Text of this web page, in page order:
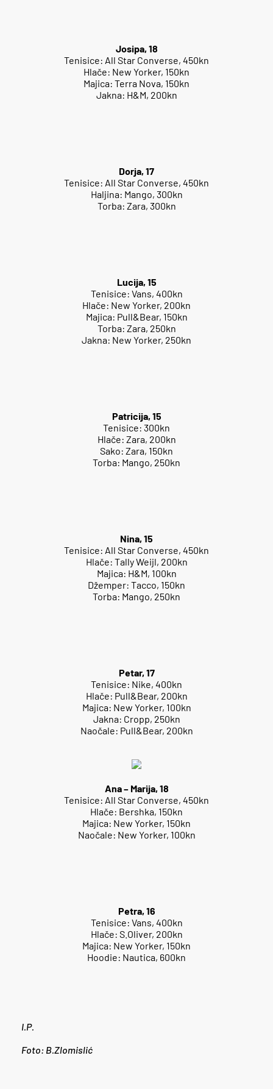
Josipa, 18
Tenisice: All Star Converse, 450kn
Hlače: New Yorker, 150kn
Majica: Terra Nova, 150kn
Jakna: H&M, 200kn
Dorja, 17
Tenisice: All Star Converse, 450kn
Haljina: Mango, 300kn
Torba: Zara, 300kn
Lucija, 15
Tenisice: Vans, 400kn
Hlače: New Yorker, 200kn
Majica: Pull&Bear, 150kn
Torba: Zara, 250kn
Jakna: New Yorker, 250kn
Patricija, 15
Tenisice: 300kn
Hlače: Zara, 200kn
Sako: Zara, 150kn
Torba: Mango, 250kn
Nina, 15
Tenisice: All Star Converse, 450kn
Hlače: Tally Weijl, 200kn
Majica: H&M, 100kn
Džemper: Tacco, 150kn
Torba: Mango, 250kn
Petar, 17
Tenisice: Nike, 400kn
Hlače: Pull&Bear, 200kn
Majica: New Yorker, 100kn
Jakna: Cropp, 250kn
Naočale: Pull&Bear, 200kn
Ana – Marija, 18
Tenisice: All Star Converse, 450kn
Hlače: Bershka, 150kn
Majica: New Yorker, 150kn
Naočale: New Yorker, 100kn
Petra, 16
Tenisice: Vans, 400kn
Hlače: S.Oliver, 200kn
Majica: New Yorker, 150kn
Hoodie: Nautica, 600kn
I.P.
Foto: B.Zlomislić